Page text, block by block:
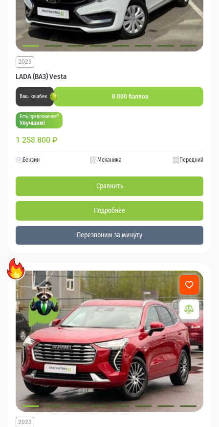
LADA (ВАЗ) Vesta
2023
Ваш кешбек 8 000 баллов
Есть предложение?
Улучшим!
1 258 800 ₽
Бензин Механика Передний
Сравнить
Подробнее
Перезвоним за минуту
2023